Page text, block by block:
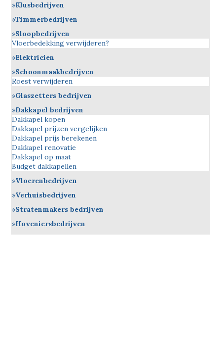
Klusbedrijven
Timmerbedrijven
Sloopbedrijven
Vloerbedekking verwijderen?
Elektricien
Schoonmaakbedrijven
Roest verwijderen
Glaszetters bedrijven
Dakkapel bedrijven
Dakkapel kopen
Dakkapel prijzen vergelijken
Dakkapel prijs berekenen
Dakkapel renovatie
Dakkapel op maat
Budget dakkapellen
Vloerenbedrijven
Verhuisbedrijven
Stratenmakers bedrijven
Hoveniersbedrijven